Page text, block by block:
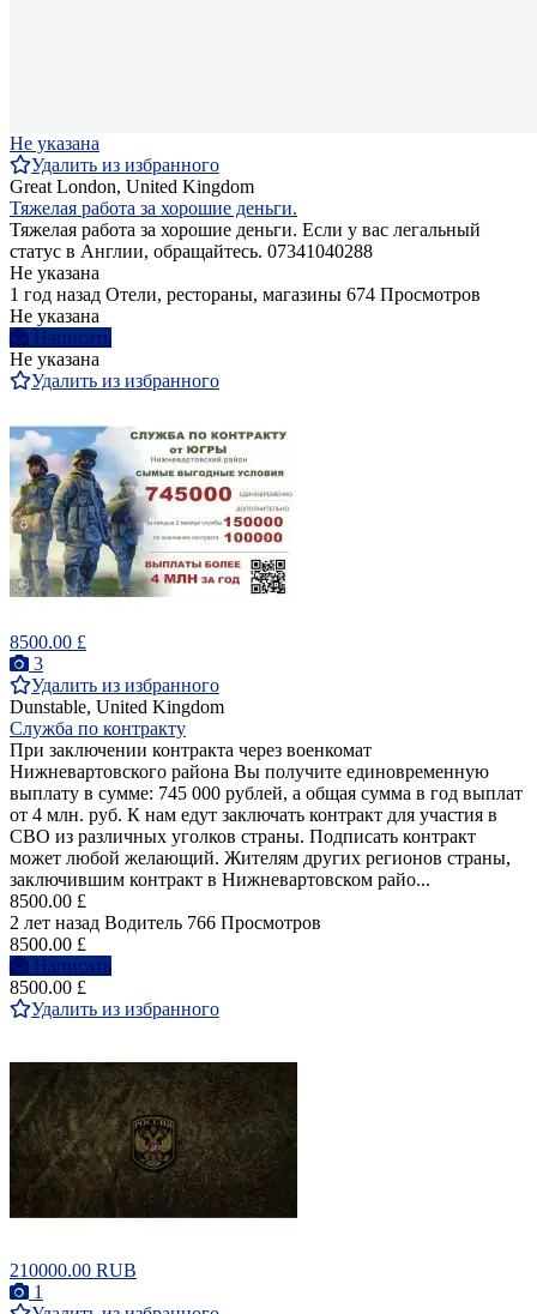
Не указана
Удалить из избранного
Great London, United Kingdom
Тяжелая работа за хорошие деньги.
Тяжелая работа за хорошие деньги. Если у вас легальный
статус в Англии, обращайтесь. 07341040288
Не указана
1 год назад Отели, рестораны, магазины 674 Просмотров
Не указана
Написать
Не указана
Удалить из избранного
8500.00 £
3
Удалить из избранного
Dunstable, United Kingdom
Служба по контракту
При заключении контракта через военкомат
Нижневартовского района Вы получите единовременную
выплату в сумме: 745 000 рублей, а общая сумма в год выплат
от 4 млн. руб. К нам едут заключать контракт для участия в
СВО из различных уголков страны. Подписать контракт
может любой желающий. Жителям других регионов страны,
заключившим контракт в Нижневартовском райо...
8500.00 £
2 лет назад Водитель 766 Просмотров
8500.00 £
Написать
8500.00 £
Удалить из избранного
210000.00 RUB
1